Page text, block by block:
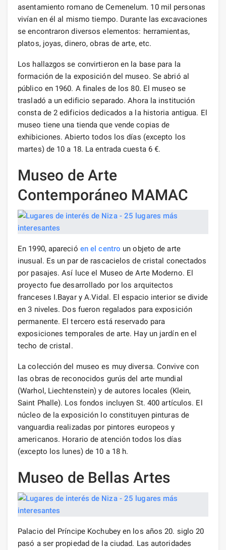
asentamiento romano de Cemenelum. 10 mil personas
vivían en él al mismo tiempo. Durante las excavaciones
se encontraron diversos elementos: herramientas,
platos, joyas, dinero, obras de arte, etc.
Los hallazgos se convirtieron en la base para la
formación de la exposición del museo. Se abrió al
público en 1960. A finales de los 80. El museo se
trasladó a un edificio separado. Ahora la institución
consta de 2 edificios dedicados a la historia antigua. El
museo tiene una tienda que vende copias de
exhibiciones. Abierto todos los días (excepto los
martes) de 10 a 18. La entrada cuesta 6 €.
Museo de Arte
Contemporáneo MAMAC
En 1990, apareció en el centro un objeto de arte
inusual. Es un par de rascacielos de cristal conectados
por pasajes. Así luce el Museo de Arte Moderno. El
proyecto fue desarrollado por los arquitectos
franceses I.Bayar y A.Vidal. El espacio interior se divide
en 3 niveles. Dos fueron regalados para exposición
permanente. El tercero está reservado para
exposiciones temporales de arte. Hay un jardín en el
techo de cristal.
La colección del museo es muy diversa. Convive con
las obras de reconocidos gurús del arte mundial
(Warhol, Liechtenstein) y de autores locales (Klein,
Saint Phalle). Los fondos incluyen St. 400 artículos. El
núcleo de la exposición lo constituyen pinturas de
vanguardia realizadas por pintores europeos y
americanos. Horario de atención todos los días
(excepto los lunes) de 10 a 18 h.
Museo de Bellas Artes
Palacio del Príncipe Kochubey en los años 20. siglo 20
pasó a ser propiedad de la ciudad. Las autoridades